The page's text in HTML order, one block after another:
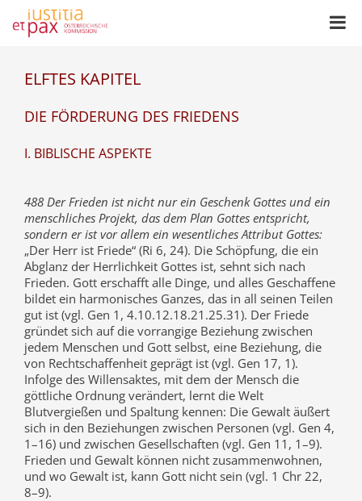
ELFTES KAPITEL
DIE FÖRDERUNG DES FRIEDENS
I. BIBLISCHE ASPEKTE
488 Der Frieden ist nicht nur ein Geschenk Gottes und ein
menschliches Projekt, das dem Plan Gottes entspricht,
sondern er ist vor allem ein wesentliches Attribut Gottes:
„Der Herr ist Friede“ (Ri 6, 24). Die Schöpfung, die ein
Abglanz der Herrlichkeit Gottes ist, sehnt sich nach
Frieden. Gott erschafft alle Dinge, und alles Geschaffene
bildet ein harmonisches Ganzes, das in all seinen Teilen
gut ist (vgl. Gen 1, 4.10.12.18.21.25.31). Der Friede
gründet sich auf die vorrangige Beziehung zwischen
jedem Menschen und Gott selbst, eine Beziehung, die
von Rechtschaffenheit geprägt ist (vgl. Gen 17, 1).
Infolge des Willensaktes, mit dem der Mensch die
göttliche Ordnung verändert, lernt die Welt
Blutvergießen und Spaltung kennen: Die Gewalt äußert
sich in den Beziehungen zwischen Personen (vgl. Gen 4,
1–16) und zwischen Gesellschaften (vgl. Gen 11, 1–9).
Frieden und Gewalt können nicht zusammenwohnen,
und wo Gewalt ist, kann Gott nicht sein (vgl. 1 Chr 22,
8–9).